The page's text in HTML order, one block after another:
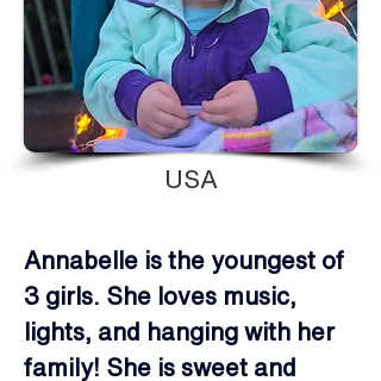
USA
Annabelle is the youngest of
3 girls. She loves music,
lights, and hanging with her
family! She is sweet and